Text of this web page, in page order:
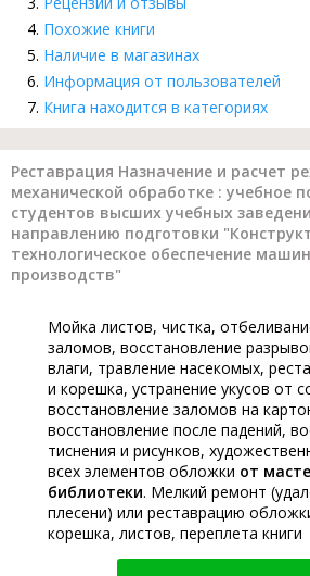
Похожие книги
Наличие в магазинах
Информация от пользователей
Книга находится в категориях
Реставрация Назначение и расчет
механической обработке : учебное
студентов высших учебных
направлению подготовки
технологическое обеспечение
производств"
Мойка листов, чистка,
заломов, восстановление
влаги, травление насекомых,
и корешка, устранение укусов от
восстановление заломов на
восстановление после падений,
тиснения и рисунков,
всех элементов обложки от
библиотеки. Мелкий ремонт
плесени) или реставрацию
корешка, листов, переплета книги